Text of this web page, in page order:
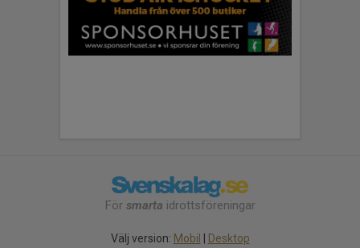
För smarta idrottsföreningar
Välj version: Mobil Desktop